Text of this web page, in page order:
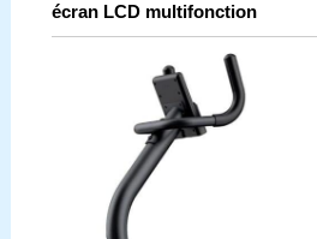
écran LCD multifonction